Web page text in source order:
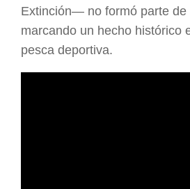
Extinción— no formó parte de
marcando un hecho histórico
pesca deportiva.